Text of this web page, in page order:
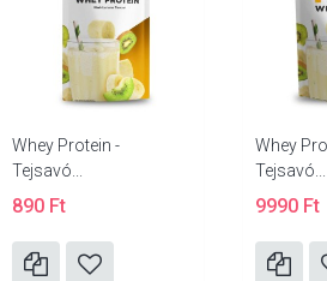
Whey Protein -
Tejsavó...
890 Ft
Whey
Tejsavó...
9990 Ft